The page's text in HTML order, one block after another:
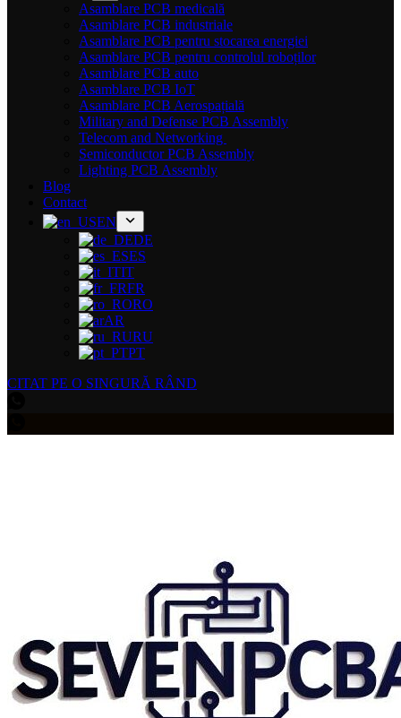
Asamblare PCB medicală
Asamblare PCB industriale
Asamblare PCB pentru stocarea energiei
Asamblare PCB pentru controlul roboților
Asamblare PCB auto
Asamblare PCB IoT
Asamblare PCB Aerospațială
Military and Defense PCB Assembly
Telecom and Networking
Semiconductor PCB Assembly
Lighting PCB Assembly
Blog
Contact
EN
DE
ES
IT
FR
RO
AR
RU
PT
CITAT PE O SINGURĂ RÂND